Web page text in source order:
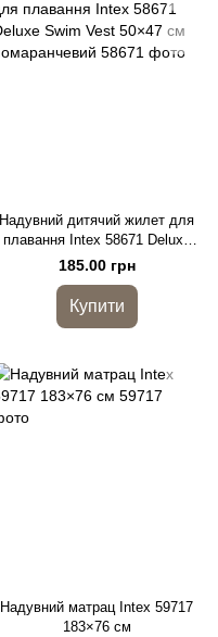
Надувний дитячий жилет для
плавання Intex 58671 Deluxe
Swim Vest 50×47 см
помаранчевий
185.00 грн
Купити
Надувний матрац Intex 59717
183×76 см